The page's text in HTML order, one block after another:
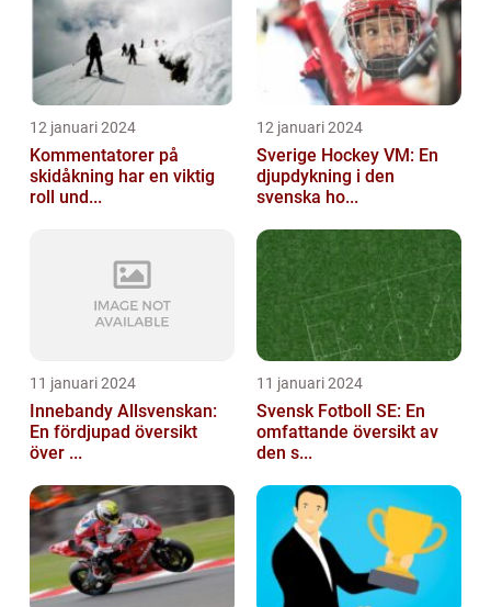
12 januari 2024
Kommentatorer på
skidåkning har en viktig
roll und...
12 januari 2024
Sverige Hockey VM: En
djupdykning i den
svenska ho...
11 januari 2024
Innebandy Allsvenskan:
En fördjupad översikt
över ...
11 januari 2024
Svensk Fotboll SE: En
omfattande översikt av
den s...